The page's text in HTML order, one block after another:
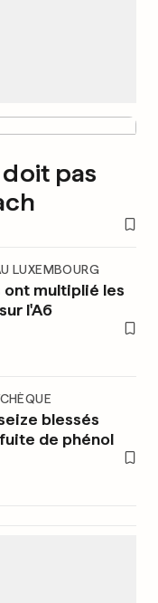
pas
LUXEMBOURG
ont multiplié les
l'A6
blessés
de phénol